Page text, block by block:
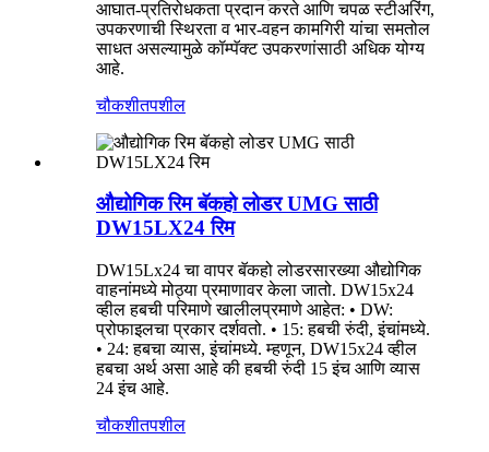
आघात-प्रतिरोधकता प्रदान करते आणि चपळ स्टीअरिंग,
उपकरणाची स्थिरता व भार-वहन कामगिरी यांचा समतोल
साधत असल्यामुळे कॉम्पॅक्ट उपकरणांसाठी अधिक योग्य
आहे.
चौकशीतपशील
औद्योगिक रिम बॅकहो लोडर UMG साठी
DW15LX24 रिम
DW15Lx24 चा वापर बॅकहो लोडरसारख्या औद्योगिक
वाहनांमध्ये मोठ्या प्रमाणावर केला जातो. DW15x24
व्हील हबची परिमाणे खालीलप्रमाणे आहेत: • DW:
प्रोफाइलचा प्रकार दर्शवतो. • 15: हबची रुंदी, इंचांमध्ये.
• 24: हबचा व्यास, इंचांमध्ये. म्हणून, DW15x24 व्हील
हबचा अर्थ असा आहे की हबची रुंदी 15 इंच आणि व्यास
24 इंच आहे.
चौकशीतपशील